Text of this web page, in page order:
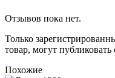
Отзывов пока нет.
Только
товар, могут
Похожие